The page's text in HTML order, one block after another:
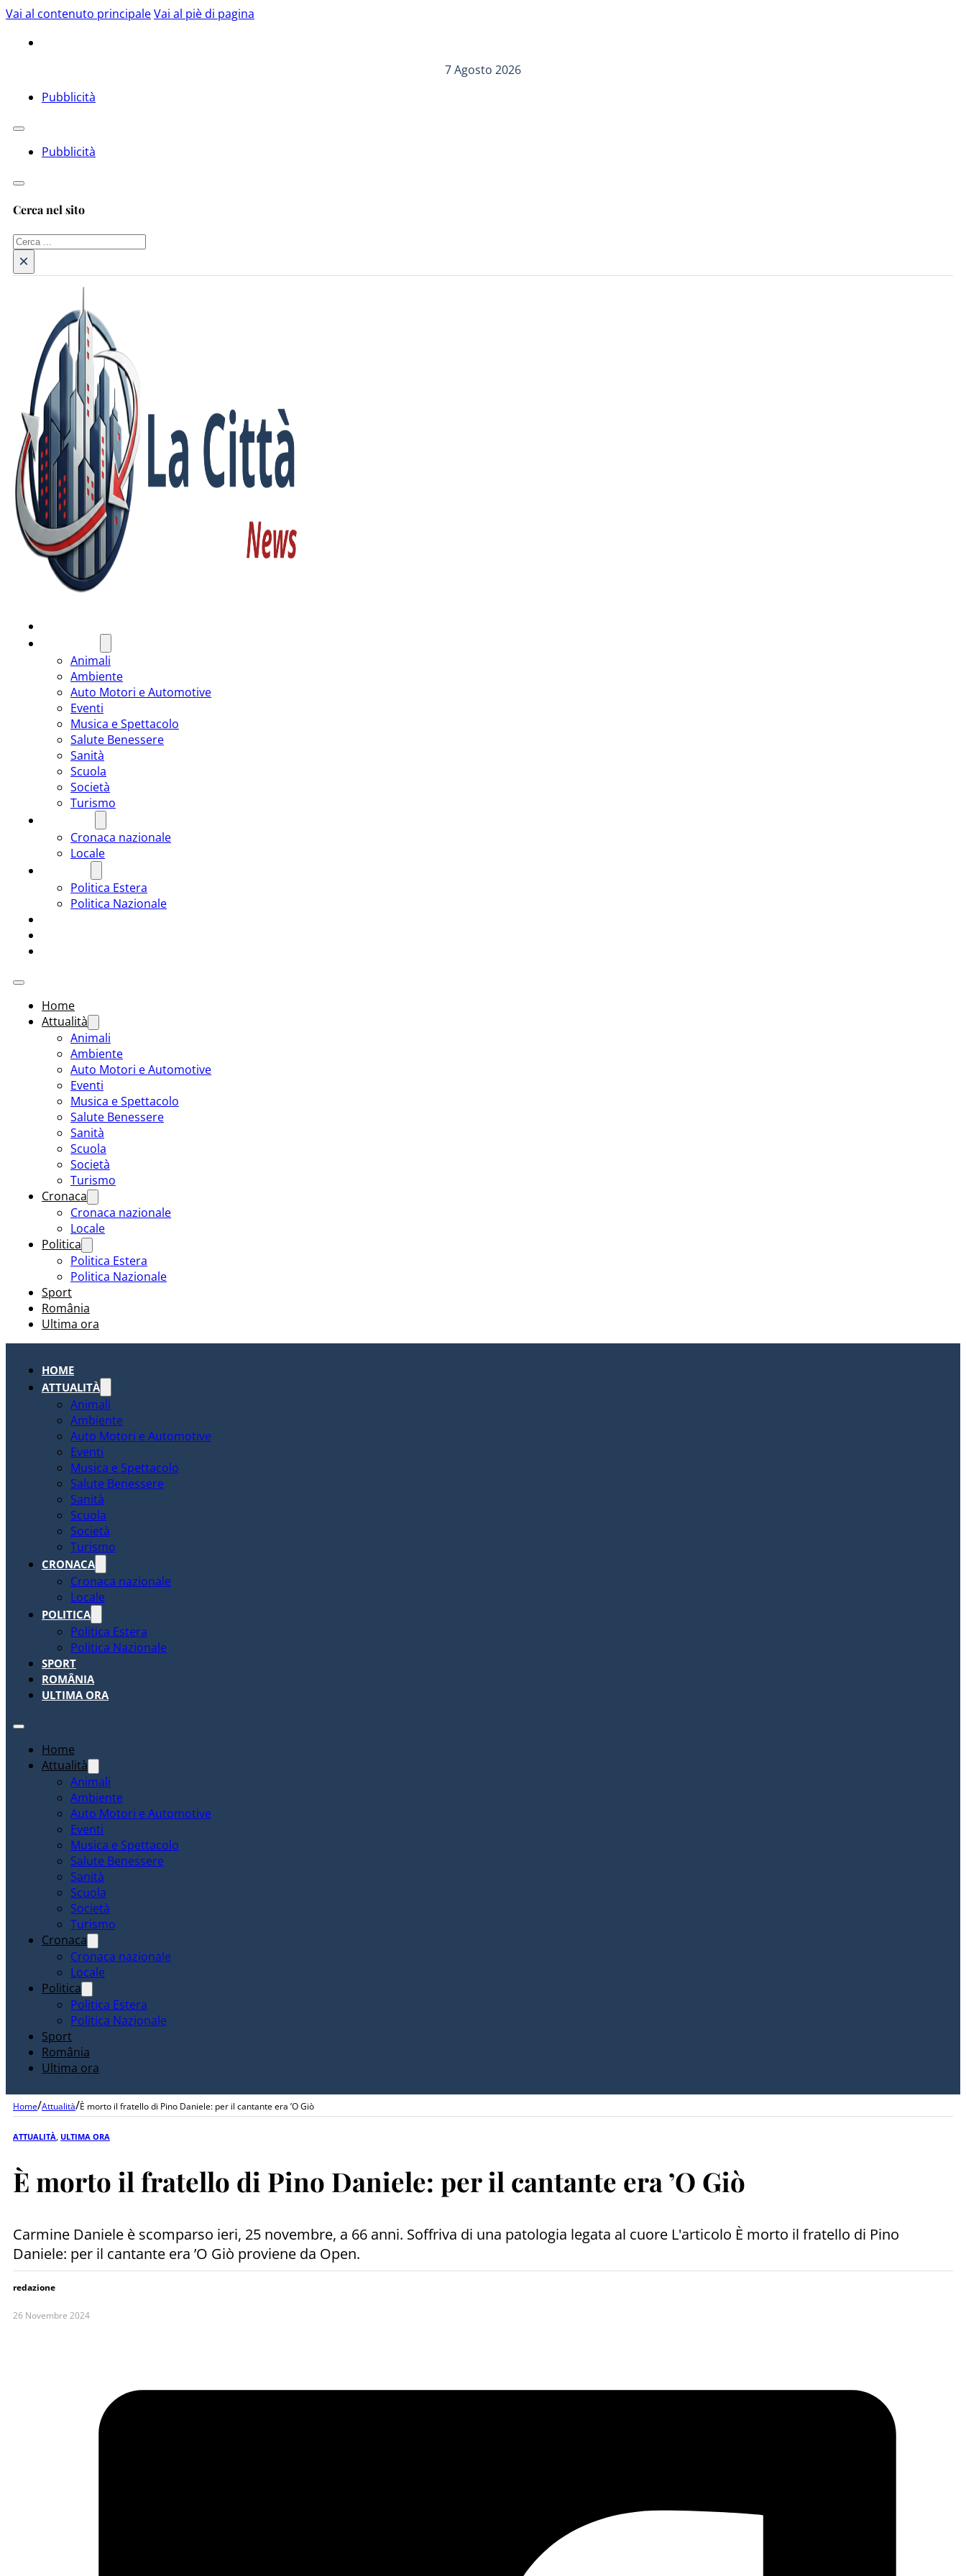
Vai al contenuto principaleVai al piè di pagina
7 Agosto 2026
Pubblicità
Pubblicità
Cerca nel sito
Cerca
×
Animali
Ambiente
Auto Motori e Automotive
Eventi
Musica e Spettacolo
Salute Benessere
Sanità
Scuola
Società
Turismo
Cronaca nazionale
Locale
Politica Estera
Politica Nazionale
Home
Attualità
Animali
Ambiente
Auto Motori e Automotive
Eventi
Musica e Spettacolo
Salute Benessere
Sanità
Scuola
Società
Turismo
Cronaca
Cronaca nazionale
Locale
Politica
Politica Estera
Politica Nazionale
Sport
România
Ultima ora
HOME
ATTUALITÀ
Animali
Ambiente
Auto Motori e Automotive
Eventi
Musica e Spettacolo
Salute Benessere
Sanità
Scuola
Società
Turismo
CRONACA
Cronaca nazionale
Locale
POLITICA
Politica Estera
Politica Nazionale
SPORT
ROMÂNIA
ULTIMA ORA
Home
Attualità
Animali
Ambiente
Auto Motori e Automotive
Eventi
Musica e Spettacolo
Salute Benessere
Sanità
Scuola
Società
Turismo
Cronaca
Cronaca nazionale
Locale
Politica
Politica Estera
Politica Nazionale
Sport
România
Ultima ora
Home/Attualità/È morto il fratello di Pino Daniele: per il cantante era ’O Giò
ATTUALITÀ ULTIMA ORA
È morto il fratello di Pino Daniele: per il cantante era ’O Giò
Carmine Daniele è scomparso ieri, 25 novembre, a 66 anni. Soffriva di una patologia legata al cuore L'articolo È morto il fratello di Pino
Daniele: per il cantante era ’O Giò proviene da Open.
redazione
26 Novembre 2024